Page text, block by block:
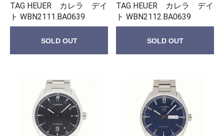
TAG HEUER カレラ デイ
ト WBN2111.BA0639
SOLD OUT
TAG HEUER カレラ デイ
ト WBN2112.BA0639
SOLD OUT